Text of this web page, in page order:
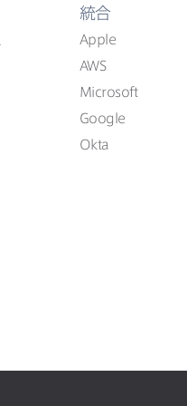
統合
Apple
AWS
Microsoft
Google
Okta